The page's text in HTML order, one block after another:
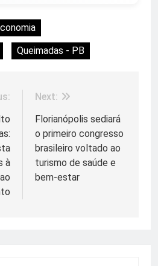
Queimadas - PB
à
Next:
Florianópolis sediará
o primeiro congresso
brasileiro voltado ao
turismo de saúde e
bem-estar